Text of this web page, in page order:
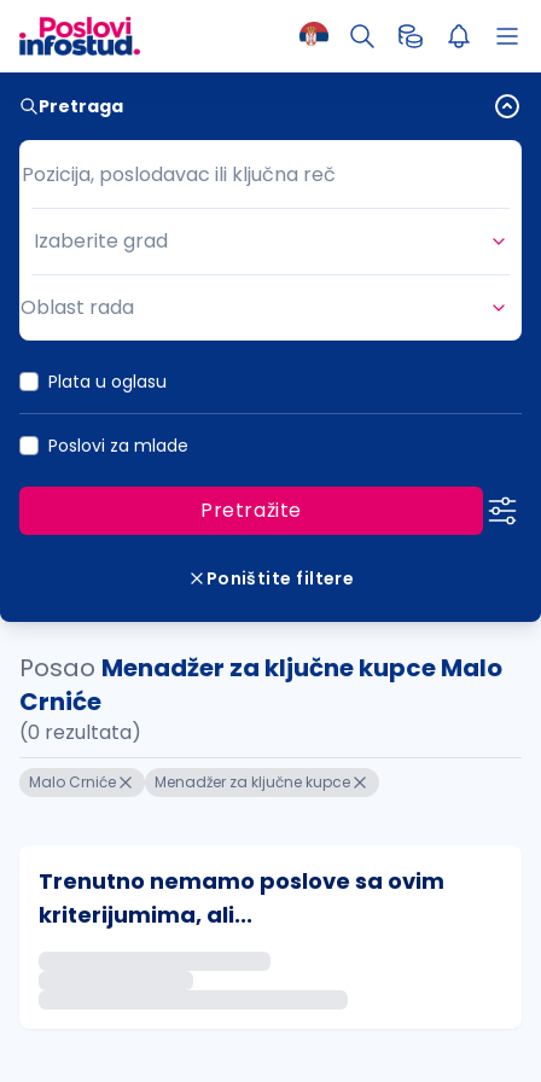
Pretraga
Pozicija, poslodavac ili ključna reč
Pozicija, poslodavac ili ključna reč
Grad
Izaberite grad
Oblast rada
Plata u oglasu
Poslovi za mlade
Pretražite
Poništite filtere
Posao Menadžer za ključne kupce Malo
Crniće
(0 rezultata)
Malo Crniće Menadžer za ključne kupce
Trenutno nemamo poslove sa ovim
kriterijumima, ali...